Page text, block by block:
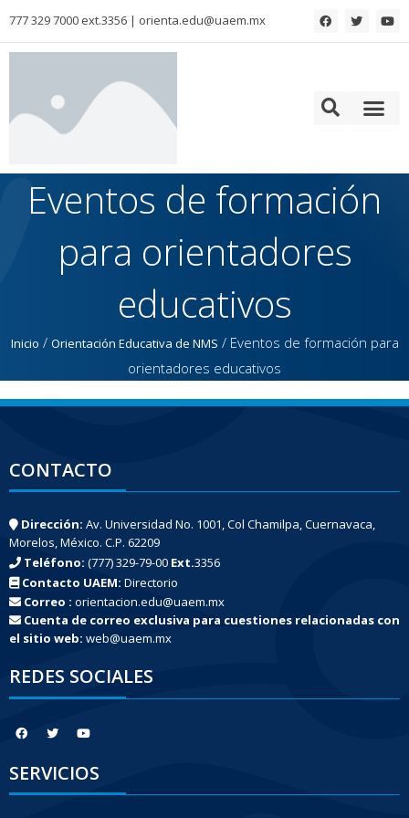
777 329 7000 ext.3356 | orienta.edu@uaem.mx
Eventos de formación
para orientadores
educativos
Inicio / Orientación Educativa de NMS / Eventos de formación para
orientadores educativos
CONTACTO
Dirección: Av. Universidad No. 1001, Col Chamilpa, Cuernavaca,
Morelos, México. C.P. 62209
Teléfono: (777) 329-79-00 Ext.3356
Contacto UAEM: Directorio
Correo : orientacion.edu@uaem.mx
Cuenta de correo exclusiva para cuestiones relacionadas con
el sitio web: web@uaem.mx
REDES SOCIALES
SERVICIOS